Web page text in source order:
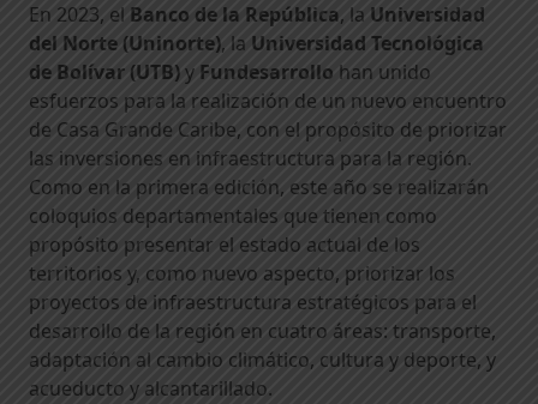
En 2023, el Banco de la República, la Universidad
del Norte (Uninorte), la Universidad Tecnológica
de Bolívar (UTB)y Fundesarrollo han unido
esfuerzos para la realización de un nuevo encuentro
de Casa Grande Caribe, con el propósito de priorizar
las inversiones en infraestructura para la región.
Como en la primera edición, este año se realizarán
coloquios departamentales que tienen como
propósito presentar el estado actual de los
territorios y, como nuevo aspecto, priorizar los
proyectos de infraestructura estratégicos para el
desarrollo de la región en cuatro áreas: transporte,
adaptación al cambio climático, cultura y deporte, y
acueducto y alcantarillado.